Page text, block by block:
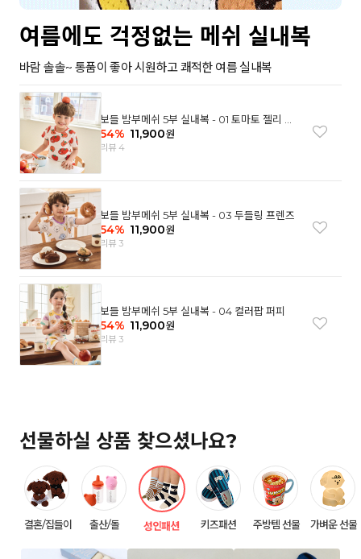
여름에도 걱정없는 메쉬 실내복
바람 솔솔~ 통품이 좋아 시원하고 쾌적한 여름 실내복
보들 밤부메쉬 5부 실내복 - 01 토마토 젤리 베
어
54% 11,900원
리뷰 4
보들 밤부메쉬 5부 실내복 - 03 두들링 프렌즈
54% 11,900원
리뷰 3
보들 밤부메쉬 5부 실내복 - 04 컬러팝 퍼피
54% 11,900원
리뷰 3
선물하실 상품 찾으셨나요?
결혼/집들이 출산/돌 성인패션 키즈패션 주방템 선물 가벼운 선물